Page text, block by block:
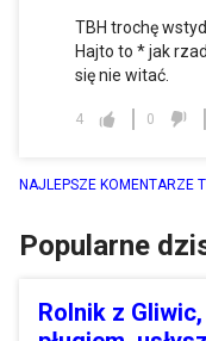
TBH trochę
Hajto to * jak
się nie witać.
4 0
NAJLEPSZE KOMENTARZE
Popularne
Rolnik z